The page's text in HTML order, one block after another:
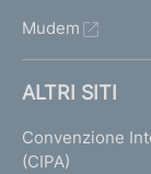
Mudem
ALTRI SITI
Convenzione
(CIPA)